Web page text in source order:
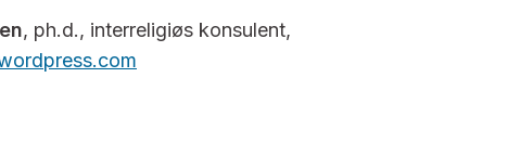
, ph.d., interreligiøs konsulent,